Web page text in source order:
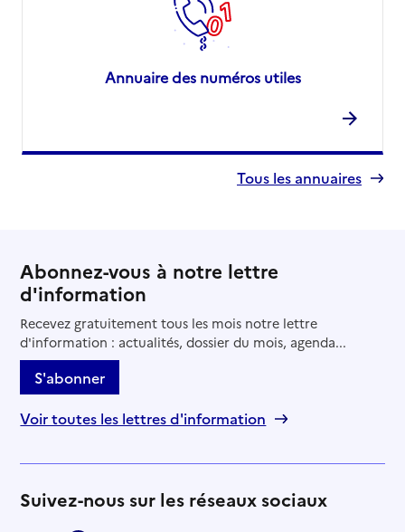
Annuaire des numéros utiles
Tous les annuaires
Abonnez-vous à notre lettre
d'information
Recevez gratuitement tous les mois notre lettre
d'information : actualités, dossier du mois, agenda...
S'abonner
Voir toutes les lettres d'information
Suivez-nous sur les réseaux sociaux